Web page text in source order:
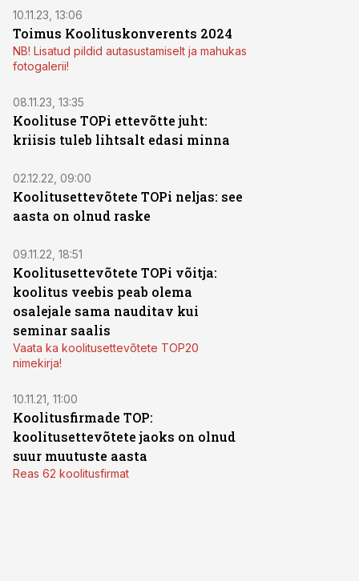
10.11.23, 13:06
Toimus Koolituskonverents 2024
NB! Lisatud pildid autasustamiselt ja mahukas
fotogalerii!
08.11.23, 13:35
Koolituse TOPi ettevõtte juht:
kriisis tuleb lihtsalt edasi minna
02.12.22, 09:00
Koolitusettevõtete TOPi neljas: see
aasta on olnud raske
09.11.22, 18:51
Koolitusettevõtete TOPi võitja:
koolitus veebis peab olema
osalejale sama nauditav kui
seminar saalis
Vaata ka koolitusettevõtete TOP20
nimekirja!
10.11.21, 11:00
Koolitusfirmade TOP:
koolitusettevõtete jaoks on olnud
suur muutuste aasta
Reas 62 koolitusfirmat